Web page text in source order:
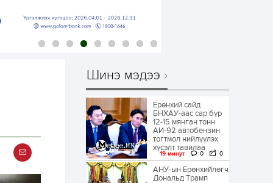
Шинэ мэдээ
Ерөнхий сайд
БНХАУ-аас сар бүр
12-15 мянган тонн
АИ-92 автобензин
тогтмол нийлүүлэх
хүсэлт тавилаа
19 минут 0 0
АНУ-ын Ерөнхийлөгч
Дональд Трамп